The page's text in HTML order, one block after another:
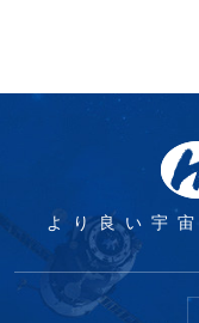
より良い宇